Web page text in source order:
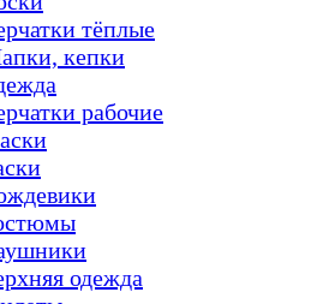
тёплые
кепки
рабочие
одежда